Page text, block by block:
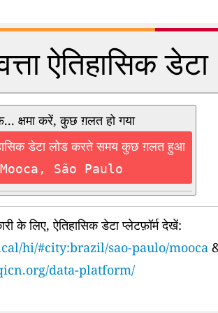
ऐतिहासिक डेटा
क्षमा करें, कुछ ग़लत हो गया
डेटा लोड करते समय कुछ ग़लत हुआ
Mooca, São Paulo
के लिए, ऐतिहासिक डेटा प्लेटफ़ॉर्म देखें:
hi/#city:brazil/sao-paulo/mooca
data-platform/